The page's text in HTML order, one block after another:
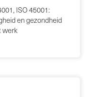
ISO 45001:
en gezondheid
werk